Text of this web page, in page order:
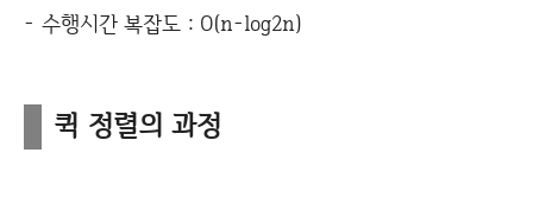
- 수행시간 복잡도 : O(n-log2n)
퀵 정렬의 과정